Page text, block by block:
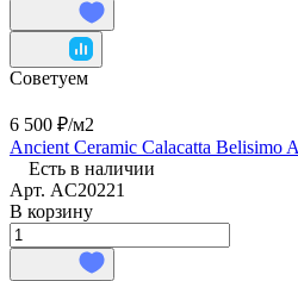
Советуем
6 500 ₽/м2
Ancient Ceramic Calacatta Belisimo
Есть в наличии
Арт. AC20221
В корзину